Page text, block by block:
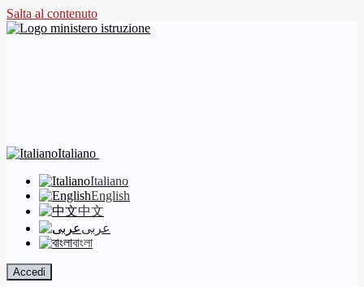
Salta al contenuto
Italiano
Italiano
English
中文
عربى
বাংলা
Accedi